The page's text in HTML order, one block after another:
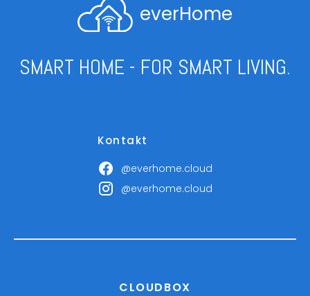
everHome
SMART HOME - FOR SMART LIVING.
Kontakt
@everhome.cloud
@everhome.cloud
CLOUDBOX